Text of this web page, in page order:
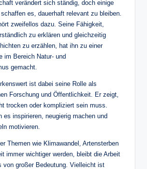
verändert sich ständig, doch einige
es, dauerhaft relevant zu bleiben.
zweifellos dazu. Seine Fähigkeit,
zu erklären und gleichzeitig
zu erzählen, hat ihn zu einer
im Bereich Natur- und
gemacht.
ist dabei seine Rolle als
Forschung und Öffentlichkeit. Er zeigt,
trocken oder kompliziert sein muss.
es inspirieren, neugierig machen und
motivieren.
Themen wie Klimawandel, Artensterben
immer wichtiger werden, bleibt die Arbeit
von großer Bedeutung. Vielleicht ist